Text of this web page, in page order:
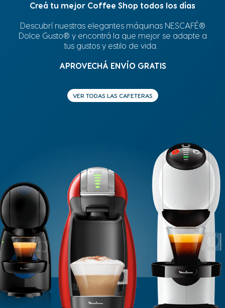
Creá tu mejor Coffee Shop todos los días
Descubrí nuestras elegantes máquinas NESCAFÉ®
Dolce Gusto® y encontrá la que mejor se adapte a
tus gustos y estilo de vida.
APROVECHÁ ENVÍO GRATIS
VER TODAS LAS CAFETERAS